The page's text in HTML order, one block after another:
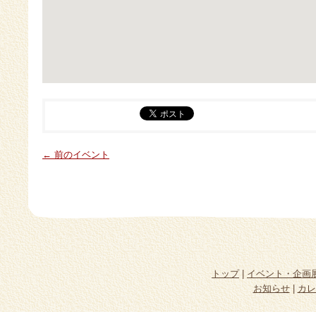
← 前のイベント
トップ| イベント・企画
お知らせ|カ